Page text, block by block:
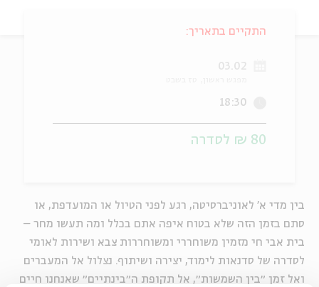
בין מדי א' לאוניברסיטה, רגע לפני הטיול או המועדפת, או
סתם בזמן הזה שלא בטוח איפה אתם בכלל ומה תעשו מחר –
בית אבי חי מזמין משוחררי ומשוחררות צבא ושירות לאומי
לסדרה של סדנאות לימוד, יצירה ושיתוף. נצלול אל המעברים
ואל זמן ״בין השמשות״, אל תקופת ה״בינתיים״ שאנחנו חיים
התקיים בתאריך:
03.02
18:30
80 ₪ לסדרה